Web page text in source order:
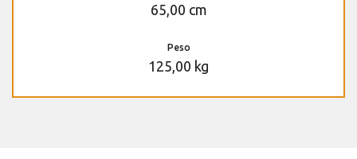
65,00 cm
Peso
125,00 kg